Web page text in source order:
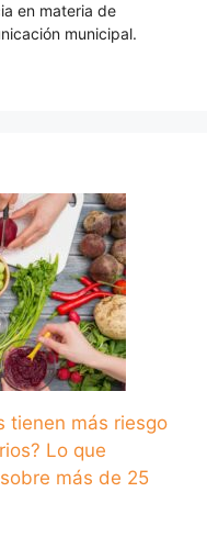
en materia de
municipal.
tienen más riesgo
Lo que
más de 25